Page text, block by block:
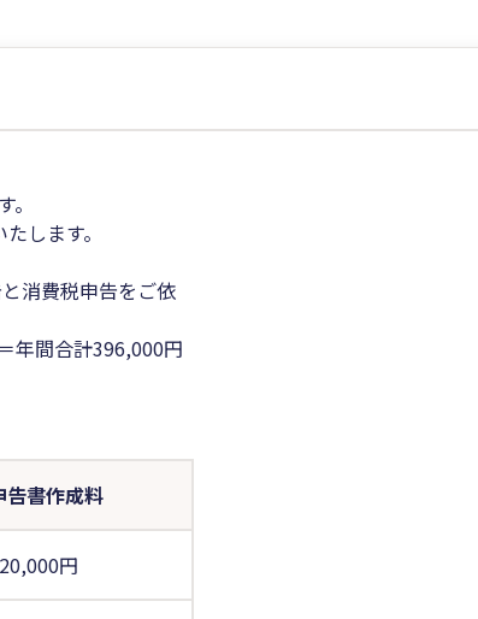
します。
消費税申告をご依
年間合計396,000円
告書作成料
円